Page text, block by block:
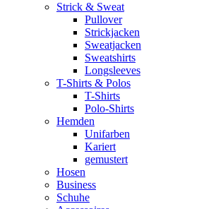
Strick & Sweat
Pullover
Strickjacken
Sweatjacken
Sweatshirts
Longsleeves
T-Shirts & Polos
T-Shirts
Polo-Shirts
Hemden
Unifarben
Kariert
gemustert
Hosen
Business
Schuhe